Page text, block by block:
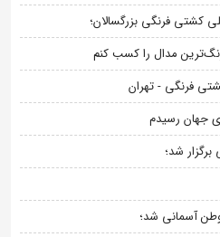
کشتی فرنگی بزرگسالان؛
مدال را کسب کنم
فرنگی - تهران
جهان رسیدم
شد؛
وطن آسمانی شد؛